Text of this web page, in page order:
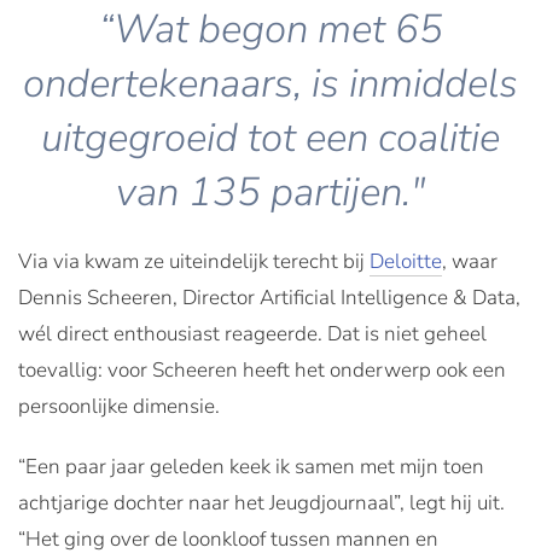
“Wat begon met 65
ondertekenaars, is inmiddels
uitgegroeid tot een coalitie
van 135 partijen."
Via via kwam ze uiteindelijk terecht bij Deloitte, waar
Dennis Scheeren, Director Artificial Intelligence & Data,
wél direct enthousiast reageerde. Dat is niet geheel
toevallig: voor Scheeren heeft het onderwerp ook een
persoonlijke dimensie.
“Een paar jaar geleden keek ik samen met mijn toen
achtjarige dochter naar het Jeugdjournaal”, legt hij uit.
“Het ging over de loonkloof tussen mannen en